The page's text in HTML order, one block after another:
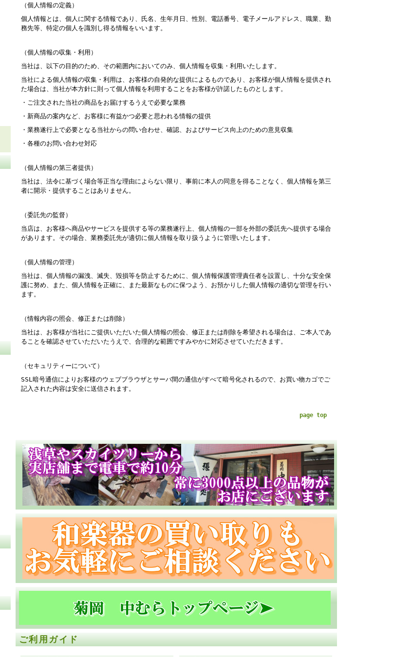
（個人情報の定義）
個人情報とは、個人に関する情報であり、氏名、生年月日、性別、電話番号、電子メールアドレス、職業、勤
務先等、特定の個人を識別し得る情報をいいます。
（個人情報の収集・利用）
当社は、以下の目的のため、その範囲内においてのみ、個人情報を収集・利用いたします。
当社による個人情報の収集・利用は、お客様の自発的な提供によるものであり、お客様が個人情報を提供され
た場合は、当社が本方針に則って個人情報を利用することをお客様が許諾したものとします。
・ご注文された当社の商品をお届けするうえで必要な業務
・新商品の案内など、お客様に有益かつ必要と思われる情報の提供
・業務遂行上で必要となる当社からの問い合わせ、確認、およびサービス向上のための意見収集
・各種のお問い合わせ対応
（個人情報の第三者提供）
当社は、法令に基づく場合等正当な理由によらない限り、事前に本人の同意を得ることなく、個人情報を第三
者に開示・提供することはありません。
（委託先の監督）
当店は、お客様へ商品やサービスを提供する等の業務遂行上、個人情報の一部を外部の委託先へ提供する場合
があります。その場合、業務委託先が適切に個人情報を取り扱うように管理いたします。
（個人情報の管理）
当社は、個人情報の漏洩、滅失、毀損等を防止するために、個人情報保護管理責任者を設置し、十分な安全保
護に努め、また、個人情報を正確に、また最新なものに保つよう、お預かりした個人情報の適切な管理を行い
ます。
（情報内容の照会、修正または削除）
当社は、お客様が当社にご提供いただいた個人情報の照会、修正または削除を希望される場合は、ご本人であ
ることを確認させていただいたうえで、合理的な範囲ですみやかに対応させていただきます。
（セキュリティーについて）
SSL暗号通信によりお客様のウェブブラウザとサーバ間の通信がすべて暗号化されるので、お買い物カゴでご
記入された内容は安全に送信されます。
page top
ご利用ガイド